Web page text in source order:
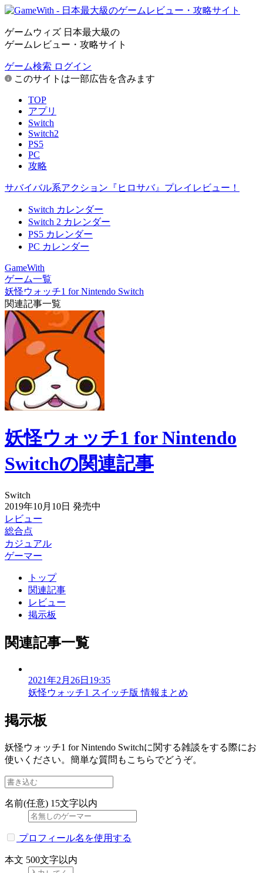
ゲームウィズ 日本最大級の
ゲームレビュー・攻略サイト
ゲーム検索 ログイン
このサイトは一部広告を含みます
TOP
アプリ
Switch
Switch2
PS5
PC
攻略
サバイバル系アクション『ヒロサバ』プレイレビュー！
Switch カレンダー
Switch 2 カレンダー
PS5 カレンダー
PC カレンダー
GameWith
ゲーム一覧
妖怪ウォッチ1 for Nintendo Switch
関連記事一覧
妖怪ウォッチ1 for Nintendo
Switchの関連記事
Switch
2019年10月10日 発売中
レビュー
総合点
カジュアル
ゲーマー
トップ
関連記事
レビュー
掲示板
関連記事一覧
2021年2月26日19:35
妖怪ウォッチ1 スイッチ版 情報まとめ
掲示板
妖怪ウォッチ1 for Nintendo Switchに関する雑談をする際にお
使いください。簡単な質問もこちらでどうぞ。
名前(任意) 15文字以内
プロフィール名を使用する
本文 500文字以内